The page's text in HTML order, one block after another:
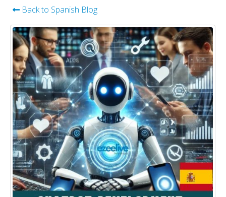
Back to Spanish Blog